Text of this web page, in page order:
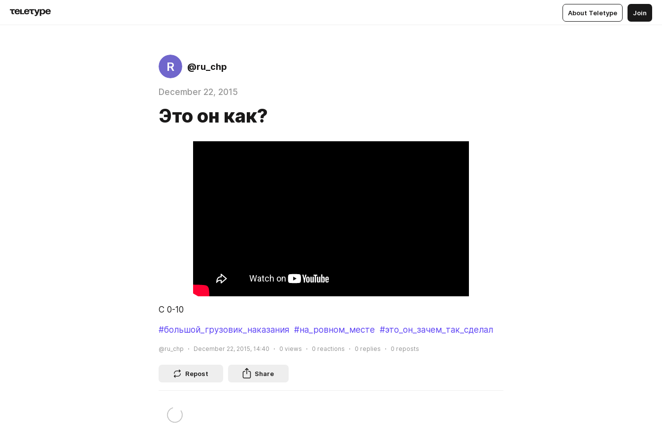
About Teletype Join
R @ru_chp
December 22, 2015
Это он как?
С 0-10
#большой_грузовик_наказания #на_ровном_месте #это_он_зачем_так_сделал
@ru_chp December 22, 2015, 14:40 0 views 0 reactions 0 replies 0 reposts
Repost Share